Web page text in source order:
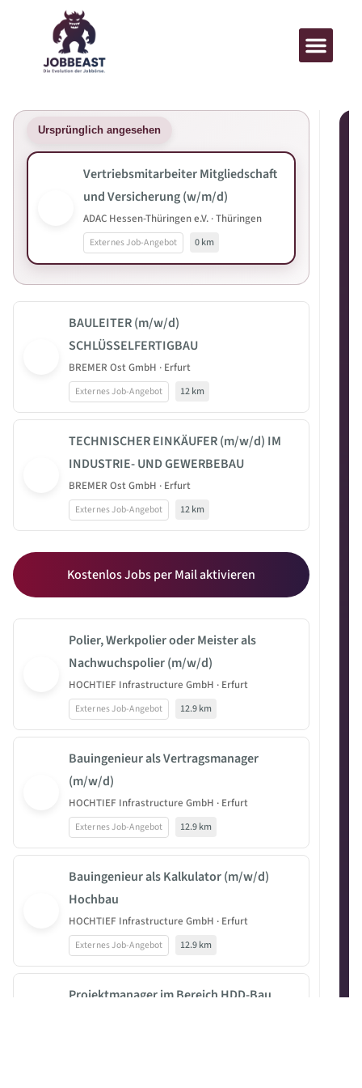
Ursprünglich angesehen
Vertriebsmitarbeiter Mitgliedschaft
und Versicherung (w/m/d)
ADAC Hessen-Thüringen e.V. · Thüringen
Externes Job-Angebot 0 km
BAULEITER (m/w/d)
SCHLÜSSELFERTIGBAU
BREMER Ost GmbH · Erfurt
Externes Job-Angebot 12 km
TECHNISCHER EINKÄUFER (m/w/d) IM
INDUSTRIE- UND GEWERBEBAU
BREMER Ost GmbH · Erfurt
Externes Job-Angebot 12 km
Kostenlos Jobs per Mail aktivieren
Polier, Werkpolier oder Meister als
Nachwuchspolier (m/w/d)
HOCHTIEF Infrastructure GmbH · Erfurt
Externes Job-Angebot 12.9 km
Bauingenieur als Vertragsmanager
(m/w/d)
HOCHTIEF Infrastructure GmbH · Erfurt
Externes Job-Angebot 12.9 km
Bauingenieur als Kalkulator (m/w/d)
Hochbau
HOCHTIEF Infrastructure GmbH · Erfurt
Externes Job-Angebot 12.9 km
Projektmanager im Bereich HDD-Bau